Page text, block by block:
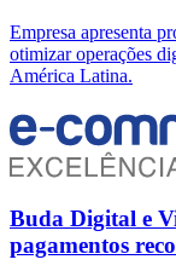
Empresa apresenta
otimizar operações
América Latina.
Buda Digital e
pagamentos